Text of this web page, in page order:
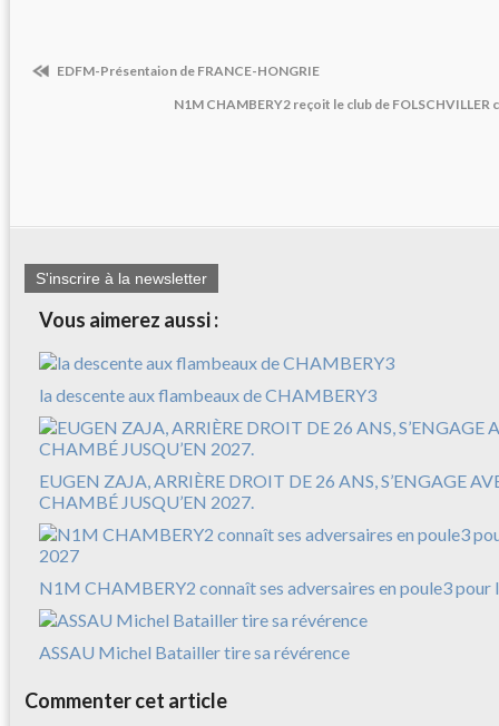
EDFM-Présentaion de FRANCE-HONGRIE
N1M CHAMBERY2 reçoit le club de FOLSCHVILLER
S'inscrire à la newsletter
Vous aimerez aussi :
la descente aux flambeaux de CHAMBERY3
EUGEN ZAJA, ARRIÈRE DROIT DE 26 ANS, S’ENGAGE
CHAMBÉ JUSQU’EN 2027.
N1M CHAMBERY2 connaît ses adversaires en poule3 pour
ASSAU Michel Batailler tire sa révérence
Commenter cet article